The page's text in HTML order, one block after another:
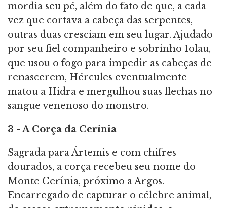
mordia seu pé, além do fato de que, a cada
vez que cortava a cabeça das serpentes,
outras duas cresciam em seu lugar. Ajudado
por seu fiel companheiro e sobrinho Iolau,
que usou o fogo para impedir as cabeças de
renascerem, Hércules eventualmente
matou a Hidra e mergulhou suas flechas no
sangue venenoso do monstro.
3 - A Corça da Cerínia
Sagrada para Ártemis e com chifres
dourados, a corça recebeu seu nome do
Monte Cerínia, próximo a Argos.
Encarregado de capturar o célebre animal,